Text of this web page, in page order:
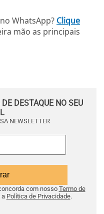
WhatsApp? Clique
mão as principais
DESTAQUE NO SEU
NEWSLETTER
com nosso Termo de
Política de Privacidade.